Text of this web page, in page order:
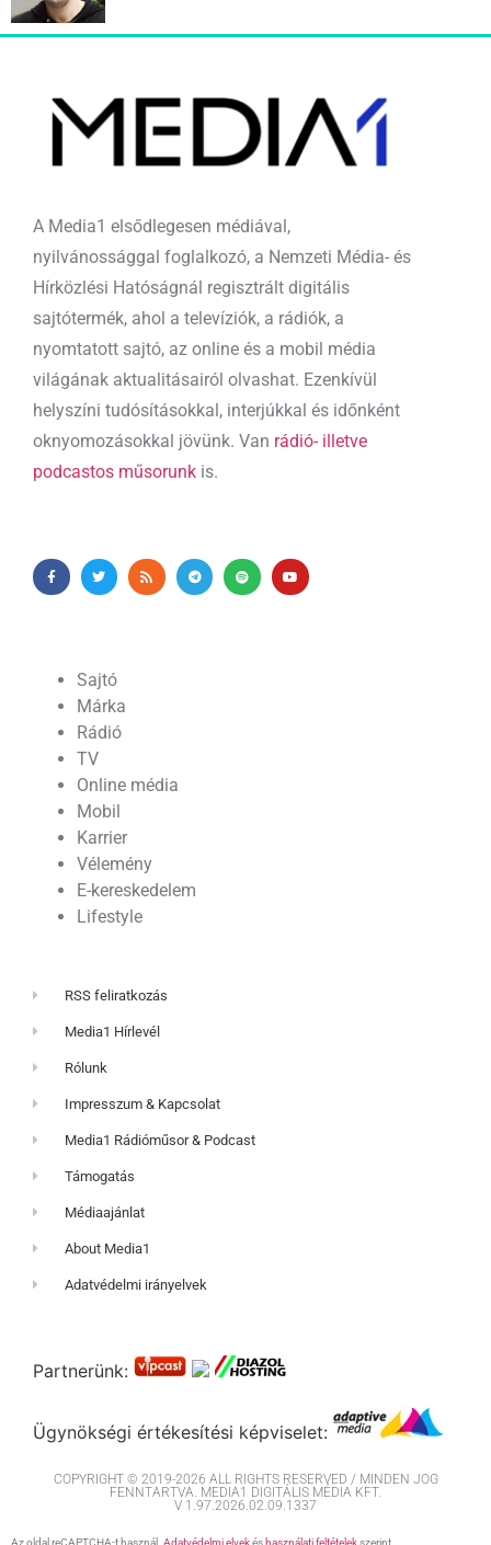
A Media1 elsődlegesen médiával,
nyilvánossággal foglalkozó, a Nemzeti Média- és
Hírközlési Hatóságnál regisztrált digitális
sajtótermék, ahol a televíziók, a rádiók, a
nyomtatott sajtó, az online és a mobil média
világának aktualitásairól olvashat. Ezenkívül
helyszíni tudósításokkal, interjúkkal és időnként
oknyomozásokkal jövünk. Van rádió- illetve
podcastos műsorunk is.
Sajtó
Márka
Rádió
TV
Online média
Mobil
Karrier
Vélemény
E-kereskedelem
Lifestyle
RSS feliratkozás
Media1 Hírlevél
Rólunk
Impresszum & Kapcsolat
Media1 Rádióműsor & Podcast
Támogatás
Médiaajánlat
About Media1
Adatvédelmi irányelvek
Partnerünk:
Ügynökségi értékesítési képviselet:
COPYRIGHT © 2019-2026 ALL RIGHTS RESERVED / MINDEN JOG
FENNTARTVA. MEDIA1 DIGITÁLIS MÉDIA KFT.
V 1.97.2026.02.09.1337